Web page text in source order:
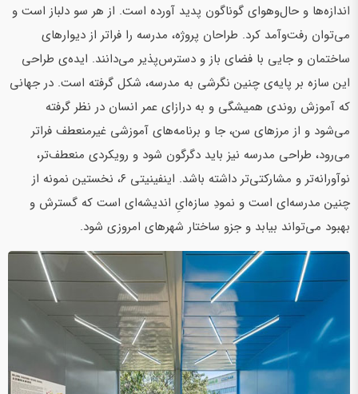
اندازه‎‌ها و حال‌و‌هوای گوناگون پدید آورده است. از هر سو دلباز است و
می‌توان رفت‌وآمد کرد. طراحان پروژه، مدرسه را فراتر از دیوارهای
ساختمان و جایی با فضای باز و دسترس‌پذیر می‌دانند. ایده‌ی طراحی
این سازه بر پایه‌ی چنین نگرشی به مدرسه، شکل گرفته است. در جهانی
که آموزش روندی همیشگی و به درازای عمر انسان در نظر گرفته
می‌شود و از مرزهای سن، جا و برنامه‌های آموزشی غیرمنعطف فراتر
می‎‌‌رود، طراحی مدرسه نیز باید دگرگون شود و رویکردی منعطف‌تر،
نوآورانه‌تر و مشارکتی‌تر داشته باشد. اینفینیتی ۶، نخستین نمونه از
چنین مدرسه‌ای است و نمودِ سازه‌ایِ اندیشه‌ای است که گسترش و
بهبود می‌تواند بیابد و جزو ساختار شهرهای امروزی شود.